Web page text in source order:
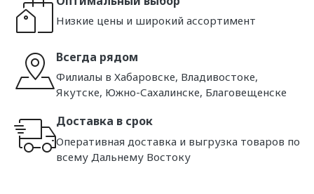
Низкие цены и широкий ассортимент
Всегда рядом
Филиалы в Хабаровске, Владивостоке,
Якутске, Южно-Сахалинске, Благовещенске
Доставка в срок
Оперативная доставка и выгрузка товаров по
всему Дальнему Востоку